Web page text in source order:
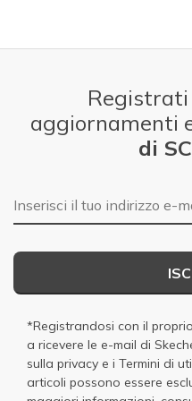
aggiornamenti
di
E-mail
*Registrandosi con il
a ricevere le e-mail di
sulla privacy e i Termini di
articoli possono essere